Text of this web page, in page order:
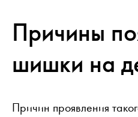
Причины
шишки на
Причин проявления